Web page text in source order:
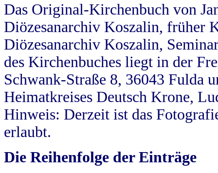
Das Original-Kirchenbuch von
Diözesanarchiv Koszalin, früher
Diözesanarchiv Koszalin,
des Kirchenbuches liegt in der
Schwank-Straße 8, 36043 Fulda
Heimatkreises Deutsch Krone,
Hinweis: Derzeit ist das
erlaubt.
Die Reihenfolge der Einträge